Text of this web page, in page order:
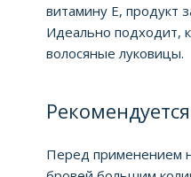
витамину Е, продукт
Идеально подходит,
волосяные луковицы.
Рекомендуется
Перед применением